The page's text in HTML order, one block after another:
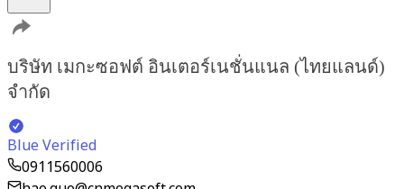
บริษัท เมกะซอฟต์ อินเตอร์เนชั่นแนล (ไทยแลนด์)
จำกัด
Blue Verified
0911560006